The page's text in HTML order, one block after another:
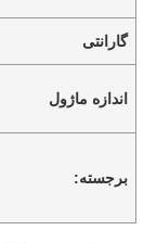
گارانتی
اندازه ماژول
برجسته: